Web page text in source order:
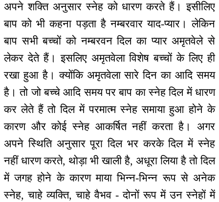
अपने शक्ति अनुसार स्नेह को धारण करते हैं। इसीलिए
बाप को भी कहना पड़ता है नम्बरवार याद-प्यार। लेकिन
बाप सभी बच्चों को नम्बरवन दिल का प्यार अमृतवेले से
लेकर देते हैं। इसलिए अमृतवेला विशेष बच्चों के लिए ही
रखा हुआ है। क्योंकि अमृतवेला सारे दिन का आदि समय
है। तो जो बच्चे आदि समय पर बाप का स्नेह दिल में धारण
कर लेते हैं तो दिल में परमात्म स्नेह समाया हुआ होने के
कारण और कोई स्नेह आकर्षित नहीं करता है। अगर
अपने स्थिति अनुसार पूरा दिल भर करके दिल में स्नेह
नहीं धारण करते, थोड़ा भी खाली है, अधूरा लिया है तो दिल
में जगह होने के कारण माया भिन्न-भिन्न रूप से अनेक
स्नेह, चाहे व्यक्ति, चाहे वैभव - दोनों रूप में उन स्नेहों में